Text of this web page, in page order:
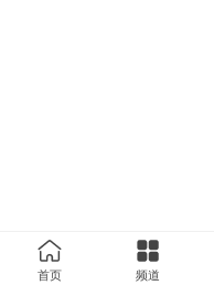
首页 频道